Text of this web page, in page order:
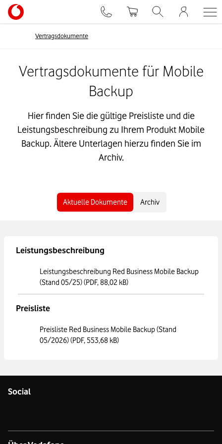
Vertragsdokumente
Vertragsdokumente für Mobile
Backup
Hier finden Sie die gültige Preisliste und die
Leistungsbeschreibung zu Ihrem Produkt Mobile
Backup. Ältere Unterlagen hierzu finden Sie im
Archiv.
Aktuelle Dokumente Archiv
Leistungsbeschreibung
Leistungsbeschreibung Red Business Mobile Backup
(Stand 05/25)(PDF, 88,02 kB)
Preisliste
Preisliste Red Business Mobile Backup (Stand
05/2026)(PDF, 553,68 kB)
Social